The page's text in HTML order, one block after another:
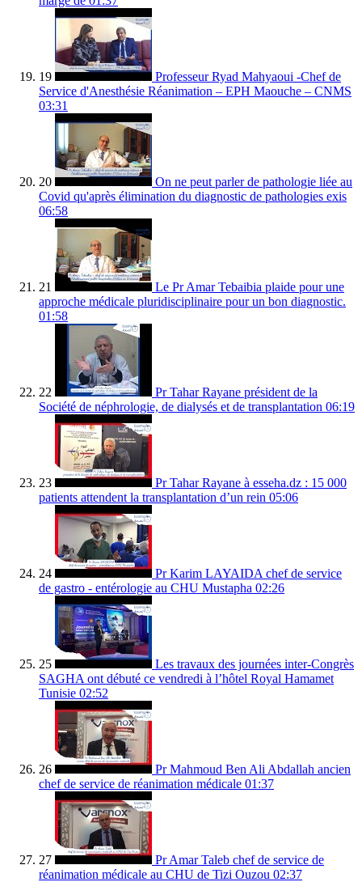
19
Professeur Ryad Mahyaoui -Chef de
Service d'Anesthésie Réanimation – EPH Maouche – CNMS
03:31
20
On ne peut parler de pathologie liée au
Covid qu'après élimination du diagnostic de pathologies exis
06:58
21
Le Pr Amar Tebaibia plaide pour une
approche médicale pluridisciplinaire pour un bon diagnostic.
01:58
22
Pr Tahar Rayane président de la
Société de néphrologie, de dialysés et de transplantation 06:19
23
Pr Tahar Rayane à esseha.dz : 15 000
patients attendent la transplantation d’un rein 05:06
24
Pr Karim LAYAIDA chef de service
de gastro - entérologie au CHU Mustapha 02:26
25
Les travaux des journées inter-Congrès
SAGHA ont débuté ce vendredi à l’hôtel Royal Hamamet
Tunisie 02:52
26
Pr Mahmoud Ben Ali Abdallah ancien
chef de service de réanimation médicale 01:37
27
Pr Amar Taleb chef de service de
réanimation médicale au CHU de Tizi Ouzou 02:37